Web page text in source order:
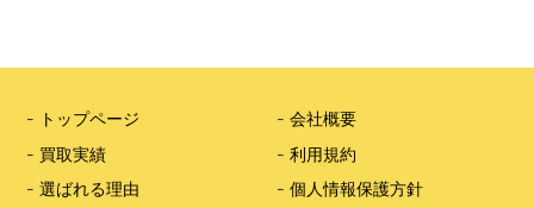
- トップページ
- 買取実績
- 選ばれる理由
-会社概要
-利用規約
-個人情報保護方針